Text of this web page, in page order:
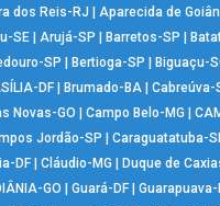
dos Reis-RJ Aparecida de
SE |Arujá-SP Barretos-SP
SP
Bertioga-SP Biguaçu-
DF| Brumado-BA| Cabreúva-
Novas-GO
|Campo Belo-MG |
Jordão-SP
Caraguatatuba-
DF| Cláudio-MG Duque de
GO Guará-DF| Guarapuava-